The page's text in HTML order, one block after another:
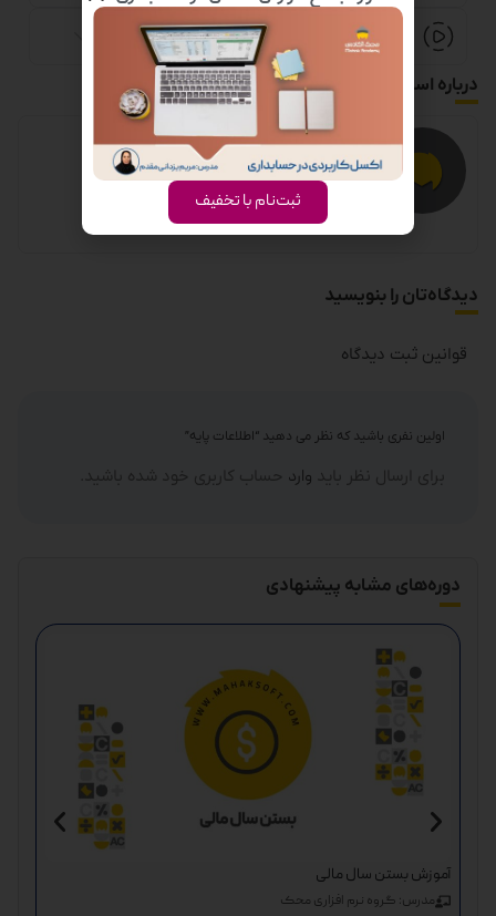
ویدیو آموزش کالای درآمد شده
درباره استاد
دیدگاه‌تان را بنویسید
قوانین ثبت دیدگاه
اولین نفری باشید که نظر می دهید “اطلاعات پایه”
برای ارسال نظر باید وارد حساب کاربری خود شده باشید.
دوره‌های مشابه پیشنهادی
آموزش بستن سال مالی
مدرس: گروه نرم افزاری محک
ثبت‌نام با تخفیف